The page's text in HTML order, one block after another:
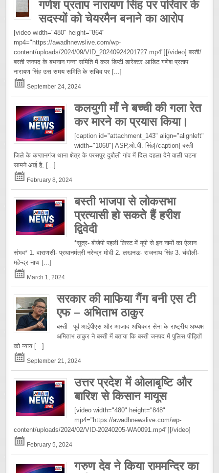
गणेश प्रताप नारायण सिंह पर परिवार के
सदस्यों को चेयरमैन बनाने का आरोप
[video width="480" height="864"
mp4="https://awadhnewslive.com/wp-
content/uploads/2024/09/VID_20240924201727.mp4"][/video] बस्ती/
बस्ती जनपद के बभनान गन्ना समिति में कल डिप्टी डारेक्टर आडिट गणेश प्रताप
नारायण सिंह उस समय समिति के सचिव पर [...]
September 24, 2024
कलयुगी माँ ने बच्ची की गला रेत
कर मारने का प्रयास किया।
[caption id="attachment_143" align="alignleft"
width="1068"] ASP,ओ.पी. सिंह[/caption] बस्ती
जिले के कप्तानगंज थाना क्षेत्र के परसपुर दुबौली गांव में दिल दहला देने वाली घटना
सामने आई है, [...]
February 8, 2024
बस्ती भाजपा से लोकसभा
प्रत्यासी हो सकते हैं हरीश
द्विवेदी
*सूत्र- बीजेपी पहली लिस्ट में यूपी से इन नामों का ऐलान
संभव* 1. वाराणसी- प्रधानमंत्री नरेन्द्र मोदी 2. लखनऊ- राजनाथ सिंह 3. चंदौली-
महेन्द्र नाथ [...]
March 1, 2024
सरकार की माफिया गैंग बनी एस टी
एफ – अभिताभ ठाकुर
बस्ती - पूर्व आईपीएस और आजाद अधिकार सेना के राष्ट्रीय अध्यक्ष
अमिताभ ठाकुर ने बस्ती में बताया कि बस्ती जनपद में पुलिस पीड़ितों
को न्याय [...]
September 21, 2024
उत्तर प्रदेश में ओलाबृष्टि और
बारिश से किसान मायूस
[video width="480" height="848"
mp4="https://awadhnewslive.com/wp-
content/uploads/2024/02/VID-20240205-WA0091.mp4"][/video]
February 5, 2024
गरुण देव ने किया राममन्दिर का